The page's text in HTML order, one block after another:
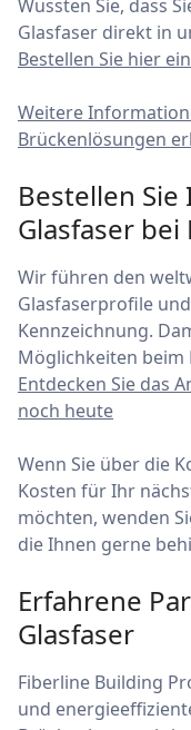
Wussten Sie, dass
Glasfaser direkt in
Bestellen Sie hier
Weitere
Brückenlösungen
Bestellen
Glasfaser bei
Wir führen den
Glasfaserprofile
Kennzeichnung.
Möglichkeiten beim
Entdecken Sie das
noch heute
Wenn Sie über die
Kosten für Ihr
möchten, wenden
die Ihnen gerne
Erfahrene
Glasfaser
Fiberline Building
und